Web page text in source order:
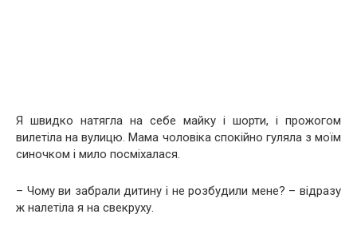
Я швидко натягла на себе майку і шорти, і прожогом
вилетіла на вулицю. Мама чоловіка спокійно гуляла з моїм
синочком і мило посміхалася.
– Чому ви забрали дитину і не розбудили мене? – відразу
ж налетіла я на свекруху.